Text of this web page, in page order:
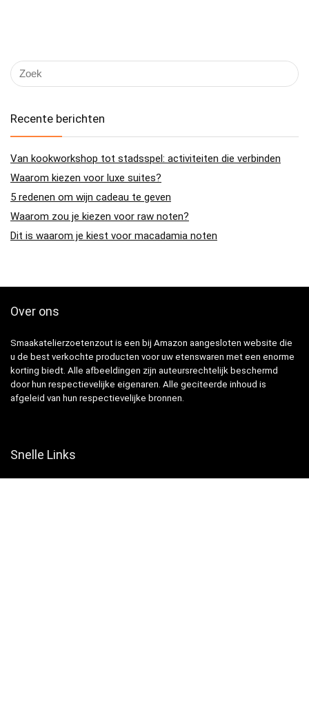
Recente berichten
Van kookworkshop tot stadsspel: activiteiten die verbinden
Waarom kiezen voor luxe suites?
5 redenen om wijn cadeau te geven
Waarom zou je kiezen voor raw noten?
Dit is waarom je kiest voor macadamia noten
Over ons
Smaakatelierzoetenzout is een bij Amazon aangesloten website die
u de best verkochte producten voor uw etenswaren met een enorme
korting biedt. Alle afbeeldingen zijn auteursrechtelijk beschermd
door hun respectievelijke eigenaren. Alle geciteerde inhoud is
afgeleid van hun respectievelijke bronnen.
Snelle Links